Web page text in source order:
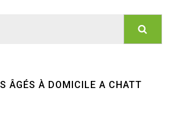
ÂGÉS À DOMICILE A CHATT